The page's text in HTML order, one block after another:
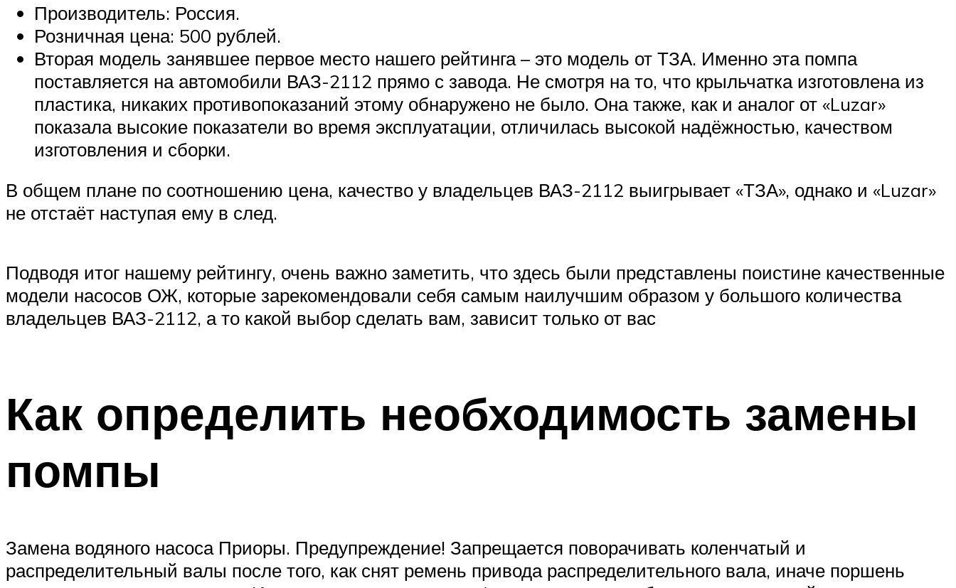
Производитель: Россия.
Розничная цена: 500 рублей.
Вторая модель занявшее первое место нашего рейтинга – это модель от ТЗА. Именно эта помпа
поставляется на автомобили ВАЗ-2112 прямо с завода. Не смотря на то, что крыльчатка изготовлена из
пластика, никаких противопоказаний этому обнаружено не было. Она также, как и аналог от «Luzar»
показала высокие показатели во время эксплуатации, отличилась высокой надёжностью, качеством
изготовления и сборки.
В общем плане по соотношению цена, качество у владельцев ВАЗ-2112 выигрывает «ТЗА», однако и «Luzar»
не отстаёт наступая ему в след.
Подводя итог нашему рейтингу, очень важно заметить, что здесь были представлены поистине качественные
модели насосов ОЖ, которые зарекомендовали себя самым наилучшим образом у большого количества
владельцев ВАЗ-2112, а то какой выбор сделать вам, зависит только от вас
Как определить необходимость замены
помпы
Замена водяного насоса Приоры. Предупреждение! Запрещается поворачивать коленчатый и
распределительный валы после того, как снят ремень привода распределительного вала, иначе поршень